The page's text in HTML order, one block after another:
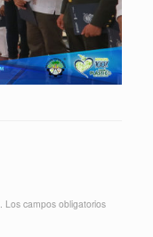
Los campos obligatorios